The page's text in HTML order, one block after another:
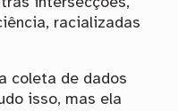
racializadas
coleta de dados
isso, mas ela